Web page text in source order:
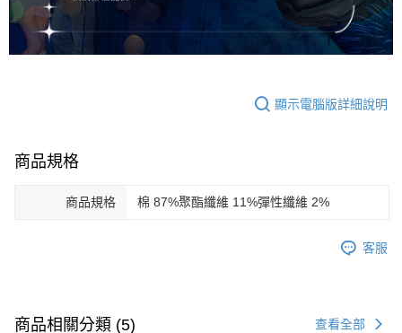
顯示電腦版詳細說明
商品規格
商品規格 棉 87%聚酯纖維 11%彈性纖維 2%
客服
商品相關分類 (5) 查看全部